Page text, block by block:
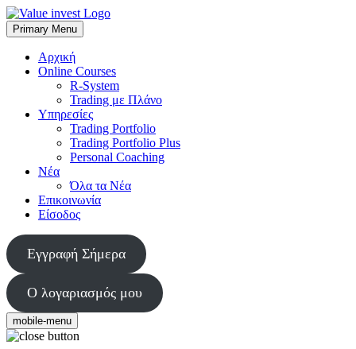
Skip
to
content
Value Invest
Μια διαφορετική συμβουλευτική εταιρία
Primary Menu
Αρχική
Online Courses
R-System
Trading με Πλάνο
Υπηρεσίες
Trading Portfolio
Trading Portfolio Plus
Personal Coaching
Νέα
Όλα τα Νέα
Επικοινωνία
Είσοδος
Εγγραφή Σήμερα
Ο λογαριασμός μου
mobile-menu